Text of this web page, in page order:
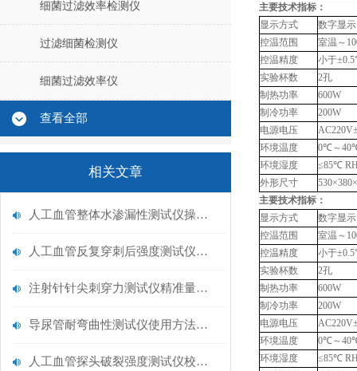
细菌过滤效率检测仪
过滤细菌检测仪
细菌过滤效率仪
查看全部
相关文章
人工血管整体水渗漏性测试仪操作中最容易出错的步骤
人工血管反复穿刺后强度测试仪是什么？透析患者的“生命管“质量靠它把关！
注射针针尖刺穿力测试仪精准量化针尖锋利度，构筑临床安全防线
导尿管耐弯曲性测试仪使用方法与操作规范
人工血管探头破裂强度测试仪校准规范：精准赋能医疗安全的技术基准
主要技术指标：
显示方式
数字显示
控温范围
室温～
控温精度
小于
实验杯数
2孔
制热功率
600W
制冷功率
200W
电源电压
环境温度
0℃～
环境湿度
≤85℃
外形尺寸
主要技术指标：
显示方式
数字显示
控温范围
室温～
控温精度
小于
实验杯数
2孔
制热功率
600W
制冷功率
200W
电源电压
环境温度
0℃～
环境湿度
≤85℃